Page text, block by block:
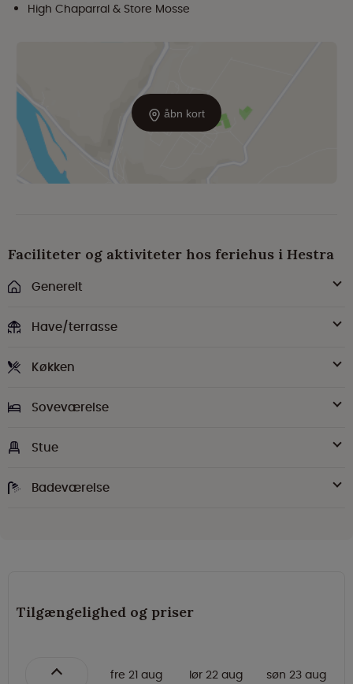
åbn kort
High Chaparral & Store Mosse
Faciliteter og aktiviteter hos feriehus i Hestra
Generelt
Have/terrasse
Køkken
Soveværelse
Stue
Badeværelse
Tilgængelighed og priser
fre 21 aug lør 22 aug søn 23 aug